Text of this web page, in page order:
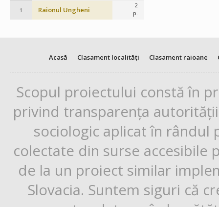
1 Raionul Ungheni
2
p.
Acasă Clasament localități Clasament raioane
Scopul proiectului constă în
privind transparența
sociologic aplicat în rândul
colectate din surse
de la un proiect similar
Slovacia. Suntem siguri că